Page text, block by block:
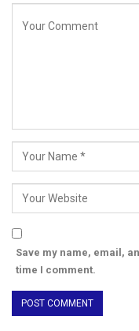
Save my name, email,
time I comment.